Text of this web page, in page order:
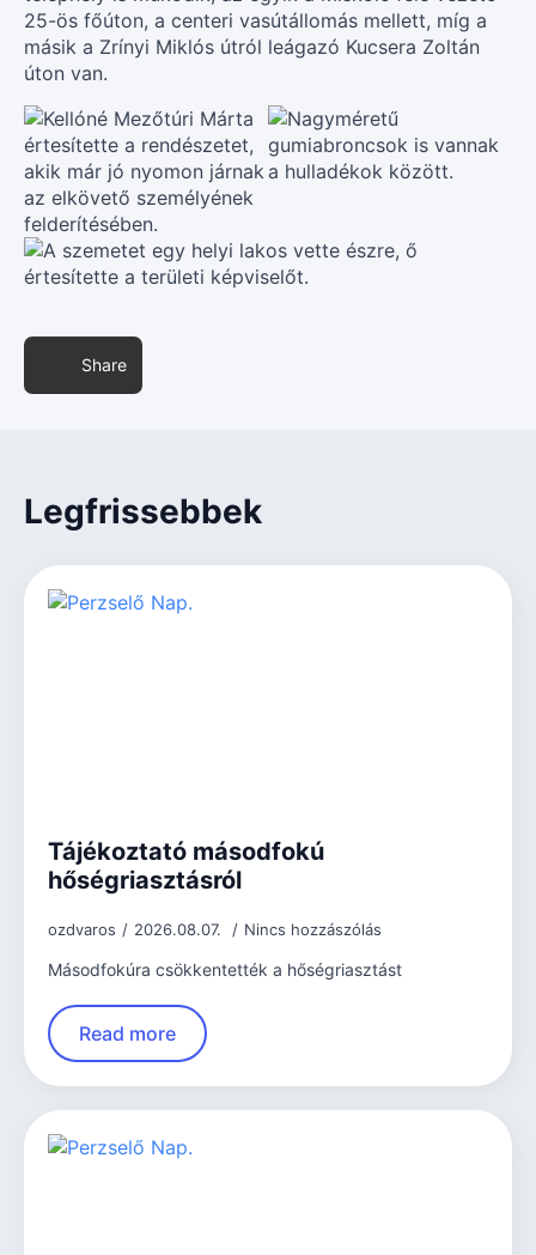
25-ös főúton, a centeri vasútállomás mellett, míg a
másik a Zrínyi Miklós útról leágazó Kucsera Zoltán
úton van.
Share
Legfrissebbek
Tájékoztató másodfokú
hőségriasztásról
ozdvaros 2026.08.07. Nincs hozzászólás
Másodfokúra csökkentették a hőségriasztást
Read more